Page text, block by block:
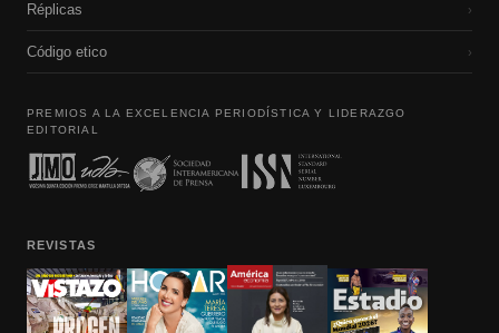
Réplicas ›
Código etico ›
PREMIOS A LA EXCELENCIA PERIODÍSTICA Y LIDERAZGO
EDITORIAL
REVISTAS